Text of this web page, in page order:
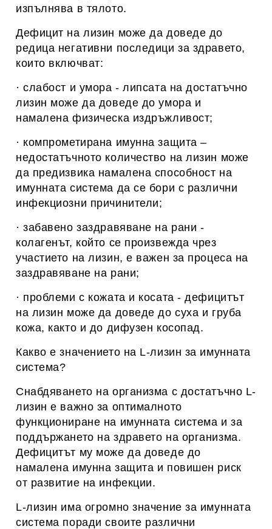
изпълнява в тялото.
Дефицит на лизин може да доведе до
редица негативни последици за здравето,
които включват:
· слабост и умора - липсата на достатъчно
лизин може да доведе до умора и
намалена физическа издръжливост;
· компрометирана имунна защита –
недостатъчното количество на лизин може
да предизвика намалена способност на
имунната система да се бори с различни
инфекциозни причинители;
· забавено заздравяване на рани -
колагенът, който се произвежда чрез
участието на лизин, е важен за процеса на
заздравяване на рани;
· проблеми с кожата и косата - дефицитът
на лизин може да доведе до суха и груба
кожа, както и до дифузен косопад.
Какво е значението на L-лизин за имунната
система?
Снабдяването на организма с достатъчно L-
лизин е важно за оптималното
функциониране на имунната система и за
поддържането на здравето на организма.
Дефицитът му може да доведе до
намалена имунна защита и повишен риск
от развитие на инфекции.
L-лизин има огромно значение за имунната
система поради своите различни